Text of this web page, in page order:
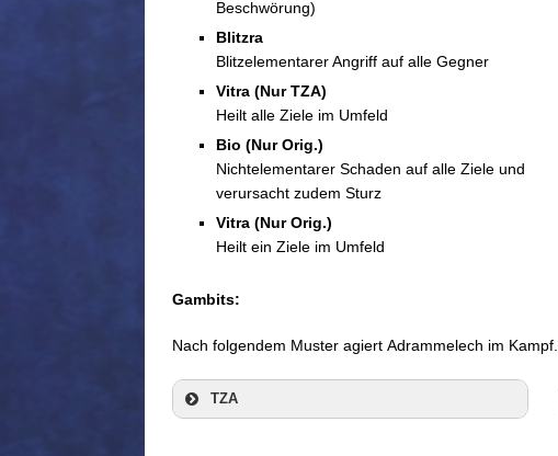
Beschwörung)
Blitzra
Blitzelementarer Angriff auf alle Gegner
Vitra (Nur TZA)
Heilt alle Ziele im Umfeld
Bio (Nur Orig.)
Nichtelementarer Schaden auf alle Ziele und
verursacht zudem Sturz
Vitra (Nur Orig.)
Heilt ein Ziele im Umfeld
Gambits:
Nach folgendem Muster agiert Adrammelech im Kampf.
TZA